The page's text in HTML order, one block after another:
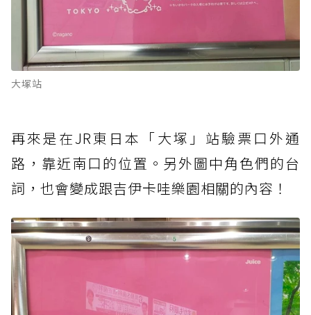
大塚站
再來是在JR東日本「大塚」站驗票口外通
路，靠近南口的位置。另外圖中角色們的台
詞，也會變成跟吉伊卡哇樂園相關的內容！